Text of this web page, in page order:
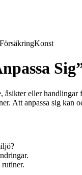
FörsäkringKonst
åsikter eller
Att anpassa sig kan